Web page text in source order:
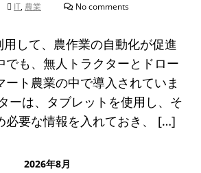
IT, 農業 No comments
して、農作業の自動化が促進
でも、無人トラクターとドロー
ート農業の中で導入されていま
ーは、タブレットを使用し、そ
必要な情報を入れておき、 […]
2026年8月